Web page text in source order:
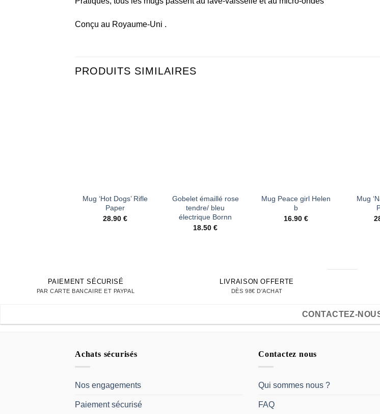
Conçu au Royaume-Uni .
PRODUITS SIMILAIRES
Mug ‘Hot Dogs’ Rifle
Paper
28.90 €
Gobelet émaillé rose
tendre/ bleu
électrique Bornn
18.50€
Mug Peace girl Helen
b
16.90 €
Mug
PAIEMENT SÉCURISÉ
PAR CARTE BANCAIRE ET PAYPAL
LIVRAISON OFFERTE
DÈS 98€ D'ACHAT
CONTACTEZ-
Achats sécurisés
Nos engagements
Paiement sécurisé
Contactez nous
Qui sommes nous ?
FAQ